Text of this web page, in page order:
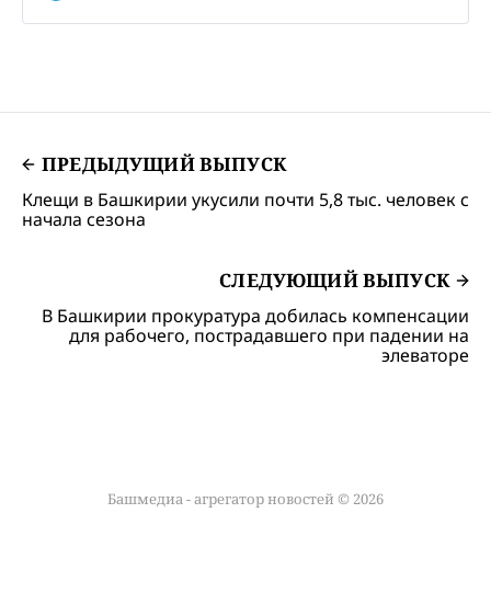
ПРЕДЫДУЩИЙ ВЫПУСК
Клещи в Башкирии укусили почти 5,8 тыс. человек с
начала сезона
СЛЕДУЮЩИЙ ВЫПУСК
В Башкирии прокуратура добилась компенсации
для рабочего, пострадавшего при падении на
элеваторе
Башмедиа - агрегатор новостей © 2026